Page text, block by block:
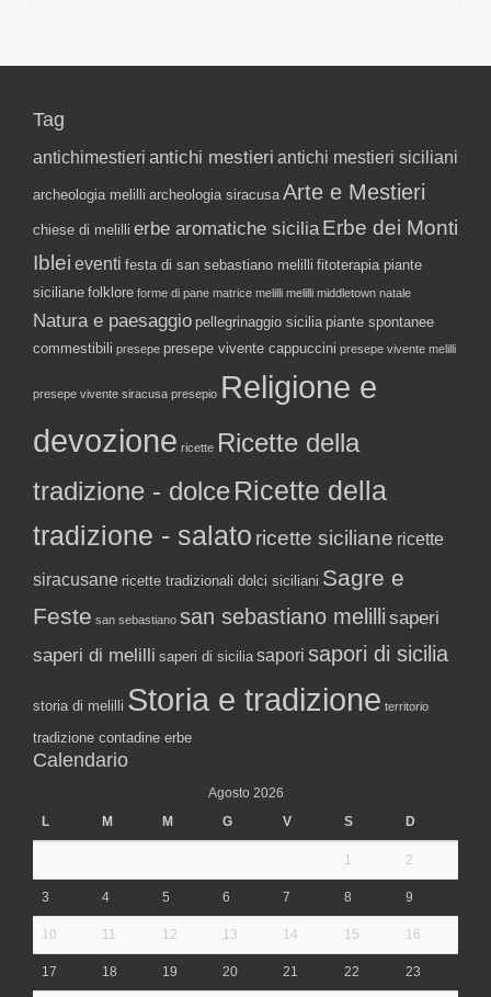
Tag
antichimestieri antichi mestieri antichi mestieri siciliani
archeologia melilli archeologia siracusa Arte e Mestieri
chiese di melilli erbe aromatiche sicilia Erbe dei Monti
Iblei eventi festa di san sebastiano melilli fitoterapia piante
siciliane folklore forme di pane matrice melilli melilli middletown natale
Natura e paesaggio pellegrinaggio sicilia piante spontanee
commestibili presepe presepe vivente cappuccini presepe vivente melilli
presepe vivente siracusa presepio Religione e
devozione ricette Ricette della
tradizione - dolceRicette della
tradizione - salato ricette siciliane ricette
siracusane ricette tradizionali dolci siciliani Sagre e
Feste san sebastiano san sebastiano melilli saperi
saperi di melilli saperi di sicilia sapori sapori di sicilia
storia di melilli Storia e tradizione territorio
tradizione contadine erbe
Calendario
Agosto 2026
L
M M G V S D
1 2
3 4 5 6 7 8 9
10 11 12 13 14 15 16
17 18 19 20 21 22 23